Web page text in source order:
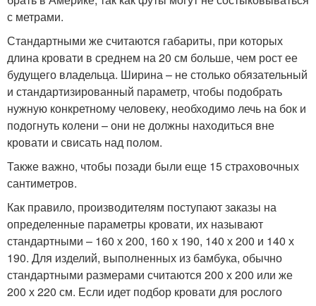
с метрами.
Стандартными же считаются габариты, при которых
длина кровати в среднем на 20 см больше, чем рост ее
будущего владельца. Ширина – не столько обязательный
и стандартизированный параметр, чтобы подобрать
нужную конкретному человеку, необходимо лечь на бок и
подогнуть колени – они не должны находиться вне
кровати и свисать над полом.
Также важно, чтобы позади были еще 15 страховочных
сантиметров.
Как правило, производителям поступают заказы на
определенные параметры кровати, их называют
стандартными – 160 х 200, 160 х 190, 140 х 200 и 140 х
190. Для изделий, выполненных из бамбука, обычно
стандартными размерами считаются 200 х 200 или же
200 х 220 см. Если идет подбор кровати для рослого